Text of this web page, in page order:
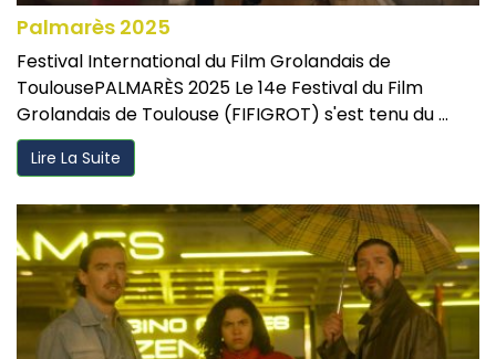
Palmarès 2025
Festival International du Film Grolandais de
ToulousePALMARÈS 2025 Le 14e Festival du Film
Grolandais de Toulouse (FIFIGROT) s'est tenu du ...
Lire La Suite